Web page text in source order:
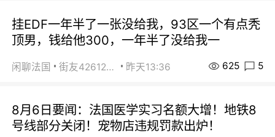
挂EDF一年半了一张没给我，93区一个有点秃
顶男，钱给他300，一年半了没给我一
闲聊法国 街友42612092 昨天13:36 625 5
8月6日要闻：法国医学实习名额大增！地铁8
号线部分关闭！宠物店违规罚款出炉！